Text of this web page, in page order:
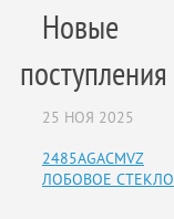
Новые
поступления
25 НОЯ 2025
2485AGACMVZ
ЛОБОВОЕ СТЕКЛО